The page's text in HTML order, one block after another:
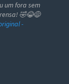
um fora sem
🤣😂😅
-